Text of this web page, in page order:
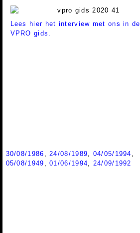
Lees hier het interview met ons in de
VPRO gids.
30/08/1986 24/08/1989 04/05/1994
05/08/1949 ,01/06/1994
24/09/1992